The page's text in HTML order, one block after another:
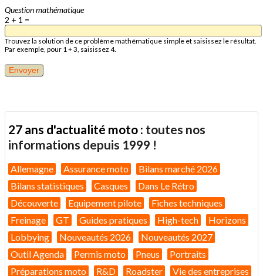
Question mathématique
2 + 1 =
Trouvez la solution de ce problème mathématique simple et saisissez le résultat.
Par exemple, pour 1 + 3, saisissez 4.
27 ans d'actualité moto : toutes nos
informations depuis 1999 !
Allemagne Assurance moto
Bilans marché 2026
Bilans statistiques
Casques
Dans Le Rétro
Découverte
Equipement pilote
Fiches techniques
Freinage
GT Guides pratiques High-tech
Horizons
Lobbying
Nouveautés 2026
Nouveautés 2027
Outil Agenda
Permis moto Pneus
Portraits
Préparations moto
R&D Roadster Vie des entreprises